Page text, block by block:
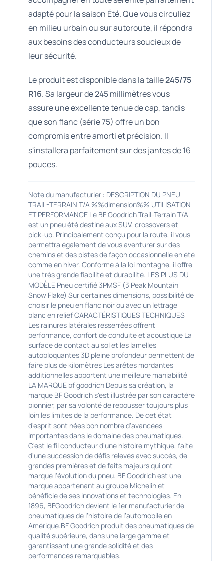
adapté pour la saison Été. Que vous circuliez
en milieu urbain ou sur autoroute, il répondra
aux besoins des conducteurs soucieux de
leur sécurité.
Le produit est disponible dans la taille245/75
R16. Sa largeur de 245 millimètres vous
assure une excellente tenue de cap, tandis
que son flanc (série 75) offre un bon
compromis entre amorti et précision. Il
s'installera parfaitement sur des jantes de 16
pouces.
Note du manufacturier : DESCRIPTION DU PNEU
TRAIL-TERRAIN T/A %%dimension%% UTILISATION
ET PERFORMANCE Le BF Goodrich Trail-Terrain T/A
est un pneu été destiné aux SUV, crossovers et
pick-up. Principalement conçu pour la route, il vous
permettra également de vous aventurer sur des
chemins et des pistes de façon occasionnelle en été
comme en hiver. Conforme à la loi montagne, il offre
une très grande fiabilité et durabilité. LES PLUS DU
MODÈLE Pneu certifié 3PMSF (3 Peak Mountain
Snow Flake) Sur certaines dimensions, possibilité de
choisir le pneu en flanc noir ou avec un lettrage
blanc en relief CARACTÉRISTIQUES TECHNIQUES
Les rainures latérales resserrées offrent
performance, confort de conduite et acoustique La
surface de contact au sol et les lamelles
autobloquantes 3D pleine profondeur permettent de
faire plus de kilomètres Les arêtes mordantes
additionnelles apportent une meilleure maniabilité
LA MARQUE bf goodrich Depuis sa création, la
marque BF Goodrich s'est illustrée par son caractère
pionnier, par sa volonté de repousser toujours plus
loin les limites de la performance. De cet état
d'esprit sont nées bon nombre d'avancées
importantes dans le domaine des pneumatiques.
C'est le fil conducteur d'une histoire mythique, faite
d'une succession de défis relevés avec succès, de
grandes premières et de faits majeurs qui ont
marqué l'évolution du pneu. BF Goodrich est une
marque appartenant au groupe Michelin et
bénéficie de ses innovations et technologies. En
1896, BFGoodrich devient le 1er manufacturier de
pneumatiques de l’histoire de l’automobile en
Amérique.BF Goodrich produit des pneumatiques de
qualité supérieure, dans une large gamme et
garantissant une grande solidité et des
performances remarquables.